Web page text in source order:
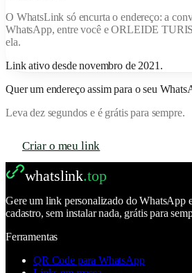
O WhatsLink só encurta o endereço: a
WhatsApp, entre você eORLEIDE
ela.
Link ativo desde novembro de 2021 .
Quer um endereço assim para o seu
Leva dez segundos e é grátis para sempre.
Criar o meu link
whatslink.top
Gere um link personalizado do WhatsApp
cadastro, sem instalar nada, grátis para
Ferramentas
QR Code para WhatsApp